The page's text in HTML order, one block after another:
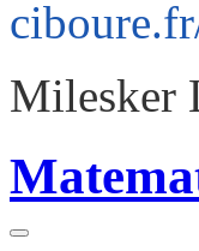
Milesker